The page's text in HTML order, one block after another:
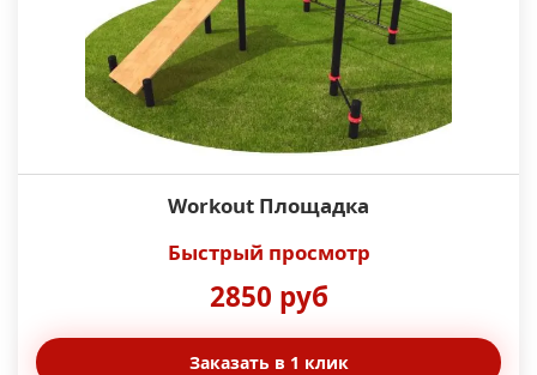
Workout Площадка
Быстрый просмотр
2850 руб
Заказать в 1 клик